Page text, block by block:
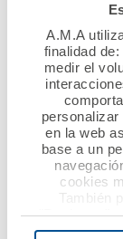
A.M.A
finalidad
medir el
en la web
base a un
cookies
También
"Rechazar",
menos las
con sus
Catalunya
Ver noticia